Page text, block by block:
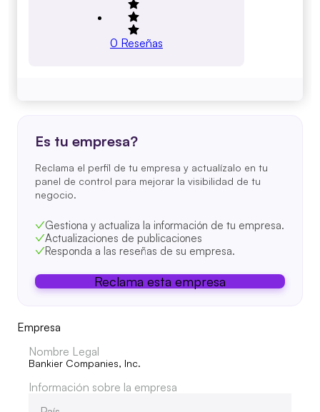
0 Reseñas
Es tu empresa?
Reclama el perfil de tu empresa y actualízalo en tu
panel de control para mejorar la visibilidad de tu
negocio.
Gestiona y actualiza la información de tu empresa.
Actualizaciones de publicaciones
Responda a las reseñas de su empresa.
Reclama esta empresa
Empresa
Nombre Legal
Bankier Companies, Inc.
Información sobre la empresa